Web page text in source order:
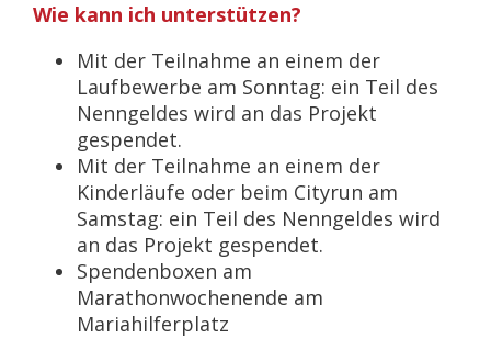
Wie kann ich unterstützen?
Mit der Teilnahme an einem der
Laufbewerbe am Sonntag: ein Teil des
Nenngeldes wird an das Projekt
gespendet.
Mit der Teilnahme an einem der
Kinderläufe oder beim Cityrun am
Samstag: ein Teil des Nenngeldes wird
an das Projekt gespendet.
Spendenboxen am
Marathonwochenende am
Mariahilferplatz